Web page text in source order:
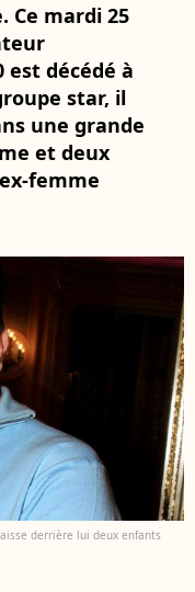
Ce mardi 25
est décédé à
star, il
une grande
et deux
femme
derrière lui deux enfants